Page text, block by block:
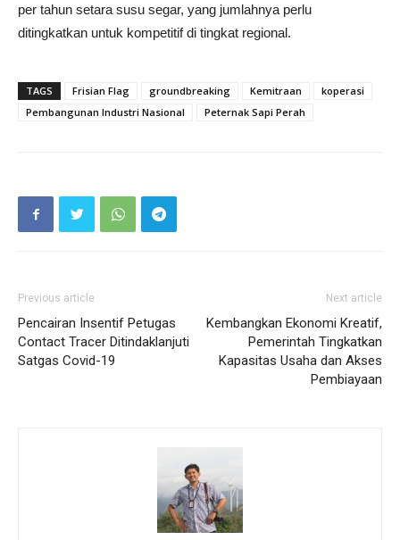
per tahun setara susu segar, yang jumlahnya perlu
ditingkatkan untuk kompetitif di tingkat regional.
TAGS Frisian Flag groundbreaking Kemitraan
koperasi
Pembangunan Industri Nasional
Peternak Sapi Perah
Previous article
Pencairan Insentif Petugas
Contact Tracer Ditindaklanjuti
Satgas Covid-19
Next article
Kembangkan Ekonomi Kreatif,
Pemerintah Tingkatkan
Kapasitas Usaha dan Akses
Pembiayaan